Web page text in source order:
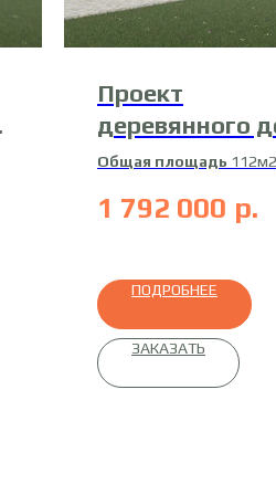
Проект
деревянного
20-ДБ-4
Общая площадь 112м2
Материал
1 792 000 р.
ПОДРОБНЕЕ
ЗАКАЗАТЬ